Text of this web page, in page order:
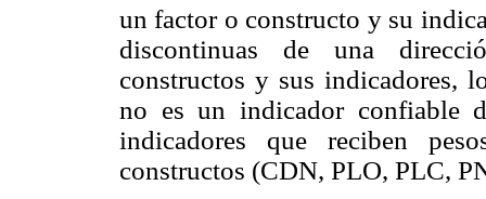
un factor o constructo y su
discontinuas de una
constructos y sus indicadores,
no es un indicador confiable
indicadores que reciben
constructos (CDN, PLO, PLC,